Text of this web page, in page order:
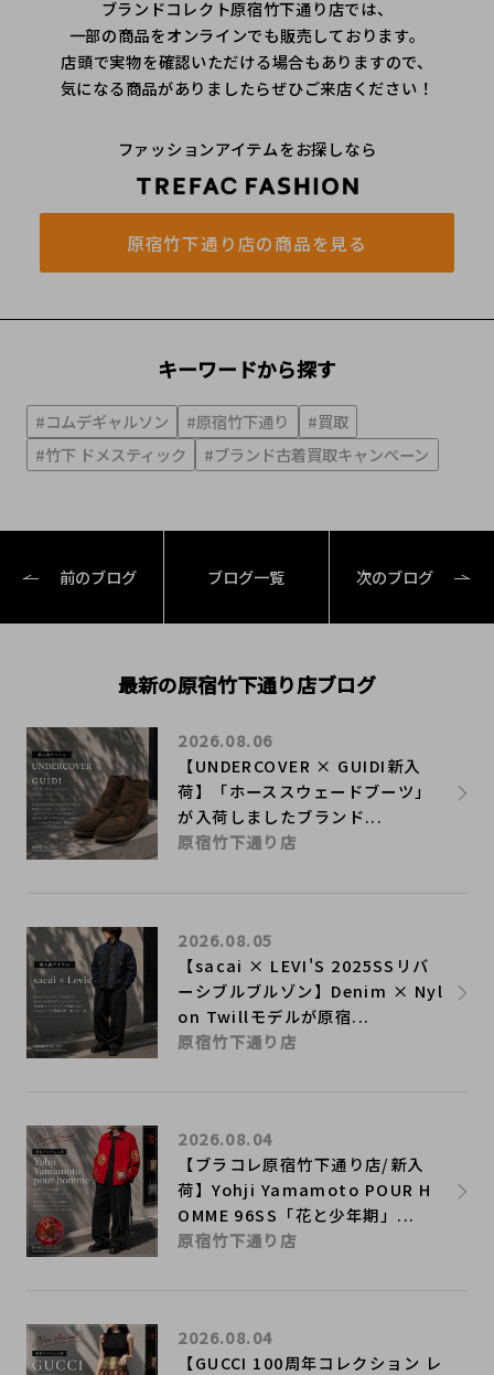
ブランドコレクト原宿竹下通り店では、
一部の商品をオンラインでも販売しております。
店頭で実物を確認いただける場合もありますので、
気になる商品がありましたらぜひご来店ください！
ファッションアイテムをお探しなら
原宿竹下通り店の商品を見る
キーワードから探す
#コムデギャルソン #原宿竹下通り
#買取
#竹下 ドメスティック
#ブランド古着買取キャンぺーン
前のブログ ブログ一覧 次のブログ
最新の原宿竹下通り店ブログ
【UNDERCOVER × GUIDI新入
荷】「ホーススウェードブーツ」
が入荷しましたブランド...
2026.08.06
原宿竹下通り店
【sacai × LEVI'S 2025SSリバ
ーシブルブルゾン】Denim × Nyl
on Twillモデルが原宿...
2026.08.05
原宿竹下通り店
【ブラコレ原宿竹下通り店/新入
荷】Yohji Yamamoto POUR H
OMME 96SS「花と少年期」...
2026.08.04
原宿竹下通り店
【GUCCI 100周年コレクション レ
2026.08.04